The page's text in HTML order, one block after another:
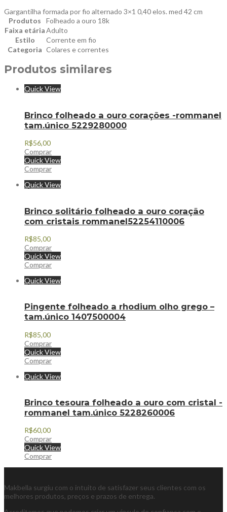
Gargantilha formada por fio alternado 3×1 0,40 elos. med 42 cm
Produtos
Folheado a ouro 18k
Faixa etáriaAdulto
Estilo
Corrente em fio
Categoria Colares e correntes
Produtos similares
Quick View
Brinco folheado a ouro corações -rommanel
tam.único 5229280000
R$56,00
Comprar
Quick View
Comprar
Quick View
Brinco solitário folheado a ouro coração
com cristais rommanel52254110006
R$85,00
Comprar
Quick View
Comprar
Quick View
Pingente folheado a rhodium olho grego –
tam.único 1407500004
R$85,00
Comprar
Quick View
Comprar
Quick View
Brinco tesoura folheado a ouro com cristal -
rommanel tam.único 5228260006
R$60,00
Comprar
Quick View
Comprar
Makbella surgiu com o intuito de satisfazer seus clientes com os
melhores produtos, preços e prazos de entrega.